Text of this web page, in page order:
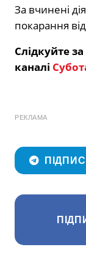
За вчинені
покарання
Слідкуйте
каналі
РЕКЛАМА